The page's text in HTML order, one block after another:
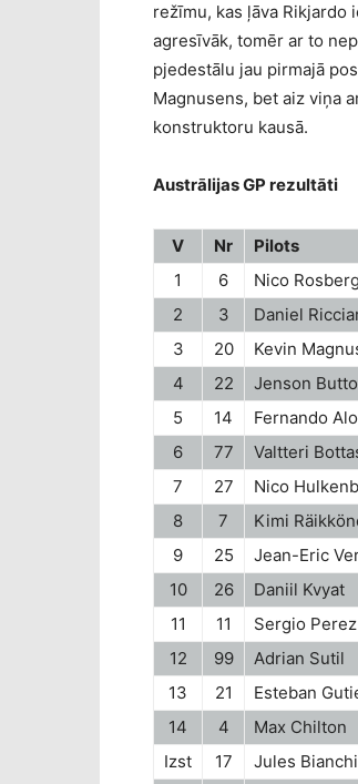
režīmu, kas ļāva Rikjardo
agresīvāk, tomēr ar to
pjedestālu jau pirmajā
Magnusens, bet aiz viņa
konstruktoru kausā.
Austrālijas GP rezultāti
V Nr Pilots
1
6 Nico Rosberg
2
3 Daniel
3
20 Kevin
4
22 Jenson
5
14 Fernando
6
77 Valtteri
7
27 Nico
8
7 Kimi
9
25 Jean-Eric
10
26 Daniil Kvyat
11
11 Sergio Perez
12
99 Adrian Sutil
13
21 Esteban
14
4 Max Chilton
Izst
17 Jules Bianchi